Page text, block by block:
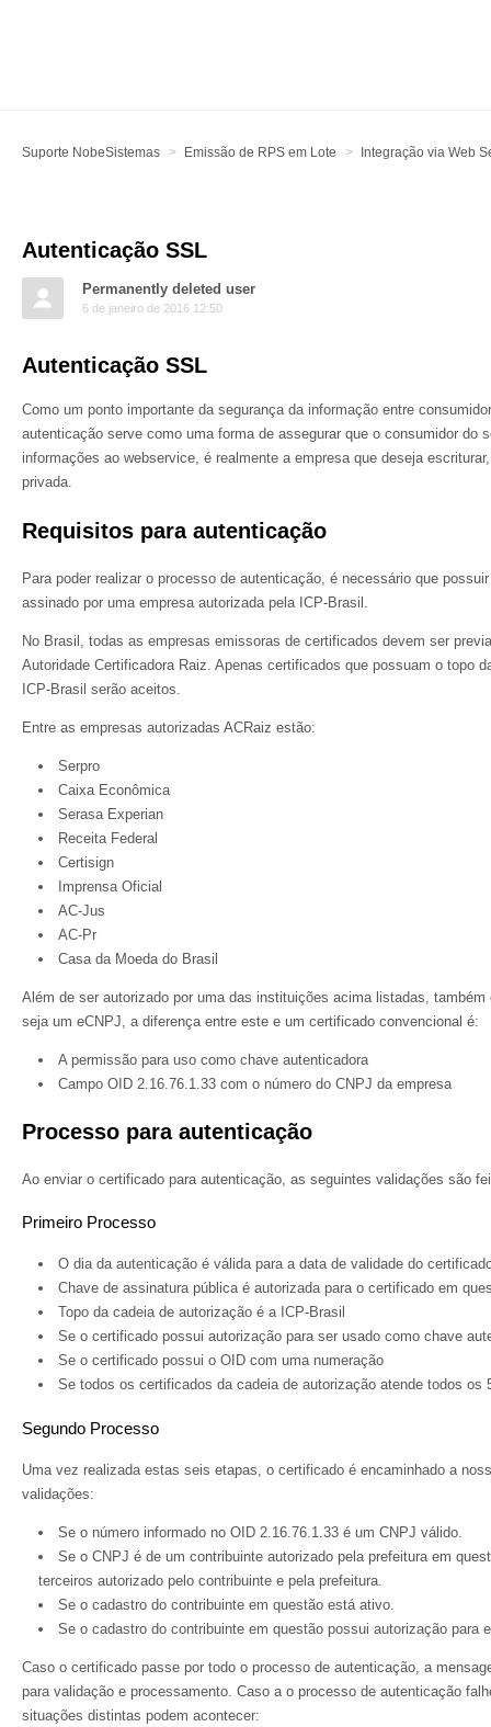
Suporte NobeSistemas Emissão de RPS em Lote Integração via Web
Autenticação SSL
Permanently deleted user
6 de janeiro de 2016 12:50
Autenticação SSL
Como um ponto importante da segurança da informação entre
autenticação serve como uma forma de assegurar que o consumidor do
informações ao webservice, é realmente a empresa que deseja
privada.
Requisitos para autenticação
Para poder realizar o processo de autenticação, é necessário que
assinado por uma empresa autorizada pela ICP-Brasil.
No Brasil, todas as empresas emissoras de certificados devem ser
Autoridade Certificadora Raiz. Apenas certificados que possuam o topo
ICP-Brasil serão aceitos.
Entre as empresas autorizadas ACRaiz estão:
Serpro
Caixa Econômica
Serasa Experian
Receita Federal
Certisign
Imprensa Oficial
AC-Jus
AC-Pr
Casa da Moeda do Brasil
Além de ser autorizado por uma das instituições acima listadas,
seja um eCNPJ, a diferença entre este e um certificado convencional é:
A permissão para uso como chave autenticadora
Campo OID 2.16.76.1.33 com o número do CNPJ da empresa
Processo para autenticação
Ao enviar o certificado para autenticação, as seguintes validações são
Primeiro Processo
O dia da autenticação é válida para a data de validade do
Chave de assinatura pública é autorizada para o certificado em
Topo da cadeia de autorização é a ICP-Brasil
Se o certificado possui autorização para ser usado como chave
Se o certificado possui o OID com uma numeração
Se todos os certificados da cadeia de autorização atende todos os
Segundo Processo
Uma vez realizada estas seis etapas, o certificado é encaminhado a
validações:
Se o número informado no OID 2.16.76.1.33 é um CNPJ válido.
Se o CNPJ é de um contribuinte autorizado pela prefeitura em
terceiros autorizado pelo contribuinte e pela prefeitura.
Se o cadastro do contribuinte em questão está ativo.
Se o cadastro do contribuinte em questão possui autorização para
Caso o certificado passe por todo o processo de autenticação, a
para validação e processamento. Caso a o processo de autenticação
situações distintas podem acontecer: